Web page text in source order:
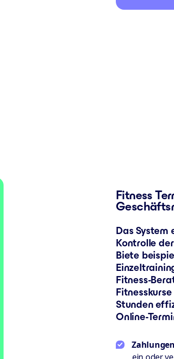
Fitness
Das System
Kontrolle
Biete
Fitness-
Stunden
Online-